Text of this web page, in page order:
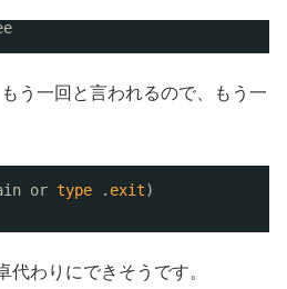
う一回と言われるので、もう一
or type . exit)
代わりにできそうです。